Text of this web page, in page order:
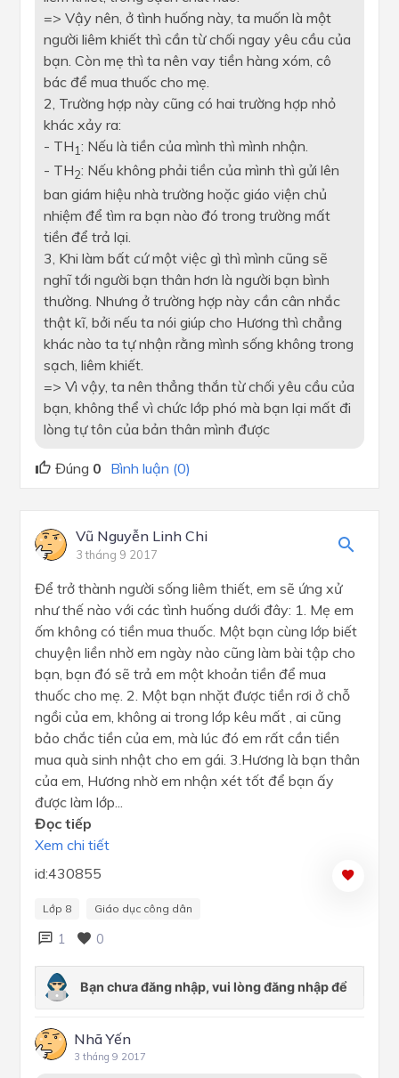
=> Vậy nên, ở tình huống này, ta muốn là một
người liêm khiết thì cần từ chối ngay yêu cầu của
bạn. Còn mẹ thì ta nên vay tiền hàng xóm, cô
bác để mua thuốc cho mẹ.
2, Trường hợp này cũng có hai trường hợp nhỏ
khác xảy ra:
- TH1: Nếu là tiền của mình thì mình nhận.
- TH2: Nếu không phải tiền của mình thì gửi lên
ban giám hiệu nhà trường hoặc giáo viện chủ
nhiệm để tìm ra bạn nào đó trong trường mất
tiền để trả lại.
3, Khi làm bất cứ một việc gì thì mình cũng sẽ
nghĩ tới người bạn thân hơn là người bạn bình
thường. Nhưng ở trường hợp này cần cân nhắc
thật kĩ, bởi nếu ta nói giúp cho Hương thì chẳng
khác nào ta tự nhận rằng mình sống không trong
sạch, liêm khiết.
=> Vì vậy, ta nên thẳng thắn từ chối yêu cầu của
bạn, không thể vì chức lớp phó mà bạn lại mất đi
lòng tự tôn của bản thân mình được
Đúng 0 Bình luận (0)
Vũ Nguyễn Linh Chi
3 tháng 9 2017
Để trở thành người sống liêm thiết, em sẽ ứng xử
như thế nào với các tình huống dưới đây: 1. Mẹ em
ốm không có tiền mua thuốc. Một bạn cùng lớp biết
chuyện liền nhờ em ngày nào cũng làm bài tập cho
bạn, bạn đó sẽ trả em một khoản tiền để mua
thuốc cho mẹ. 2. Một bạn nhặt được tiền rơi ở chỗ
ngồi của em, không ai trong lớp kêu mất , ai cũng
bảo chắc tiền của em, mà lúc đó em rất cần tiền
mua quà sinh nhật cho em gái. 3.Hương là bạn thân
của em, Hương nhờ em nhận xét tốt để bạn ấy
được làm lớp...
Đọc tiếp
Xem chi tiết
id:430855
Lớp 8 Giáo dục công dân
1 0
Nhã Yến
3 tháng 9 2017